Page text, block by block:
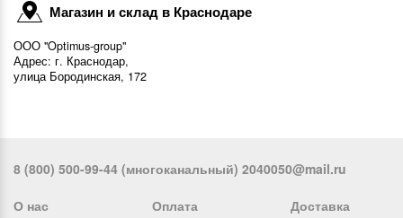
Магазин и склад в Краснодаре
ООО "Optimus-group"
Адрес: г. Краснодар,
улица Бородинская, 172
8 (800) 500-99-44 (многоканальный) 2040050@mail.ru
О нас Оплата Доставка